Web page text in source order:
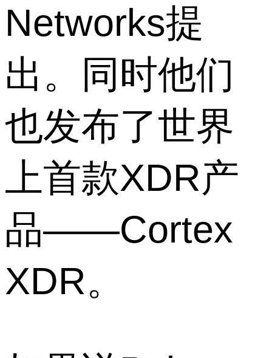
Networks提
出。同时他们
也发布了世界
上首款XDR产
品——Cortex
XDR。